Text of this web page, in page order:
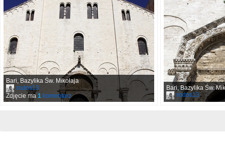
Bari, Bazylika Św. Mikołaja
rodos13
Zdjęcie ma 1 komentarz
Bari, Bazylika Św.
rodos13